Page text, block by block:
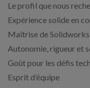
Le profil que nous
Expérience solide en
Maîtrise de Solidworks
Autonomie, rigueur et
Goût pour les défis
Esprit d’équipe